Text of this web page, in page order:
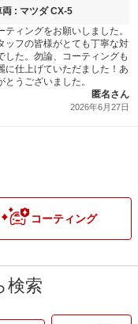
両 : マツダ CX-5
ティングをお願いしました。
ッフの皆様がとても丁寧な対
した。勿論、コーティングも
に仕上げていただました！あ
とうございました。
匿名さん
2026年6月27日
コーティング
検索